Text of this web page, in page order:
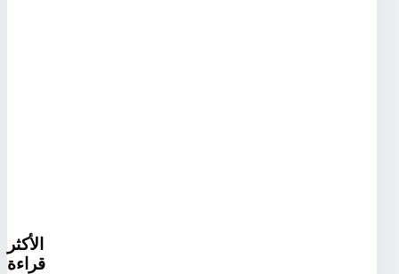
الأكثر
قراءة